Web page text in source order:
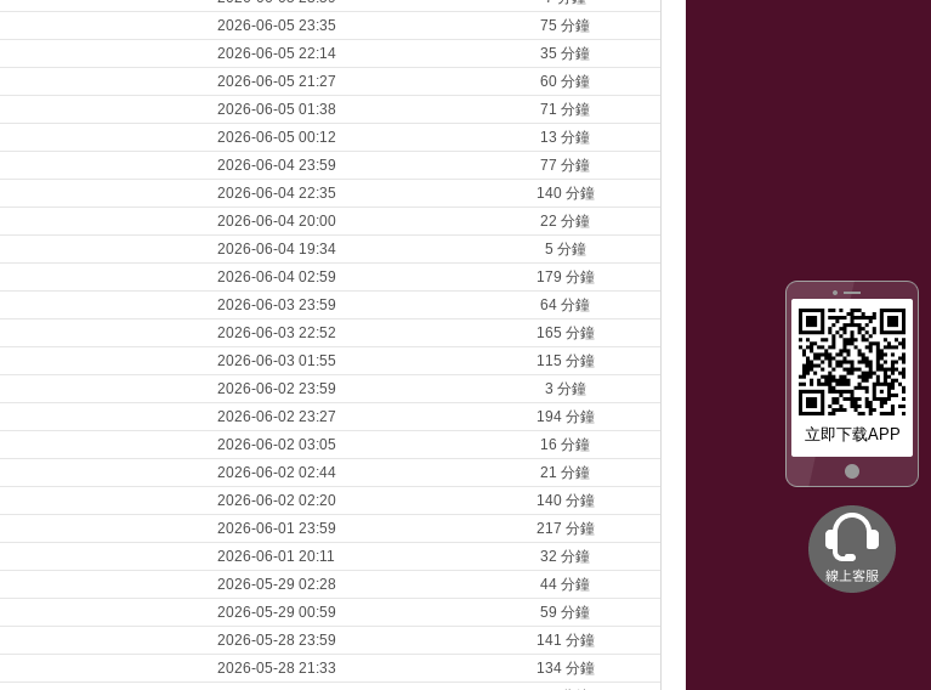
立即下载APP
2026-06-05 23:35
75 分鐘
2026-06-05 22:14
35 分鐘
2026-06-05 21:27
60 分鐘
2026-06-05 01:38
71 分鐘
2026-06-05 00:12
13 分鐘
2026-06-04 23:59
77 分鐘
2026-06-04 22:35
140 分鐘
2026-06-04 20:00
22 分鐘
2026-06-04 19:34
5 分鐘
2026-06-04 02:59
179 分鐘
2026-06-03 23:59
64 分鐘
2026-06-03 22:52
165 分鐘
2026-06-03 01:55
115 分鐘
2026-06-02 23:59
3 分鐘
2026-06-02 23:27
194 分鐘
2026-06-02 03:05
16 分鐘
2026-06-02 02:44
21 分鐘
2026-06-02 02:20
140 分鐘
2026-06-01 23:59
217 分鐘
2026-06-01 20:11
32 分鐘
2026-05-29 02:28
44 分鐘
2026-05-29 00:59
59 分鐘
2026-05-28 23:59
141 分鐘
2026-05-28 21:33
134 分鐘